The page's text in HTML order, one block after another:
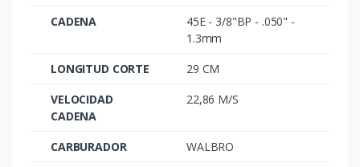
CADENA
45E - 3/8"BP - .050" -
1.3mm
LONGITUD CORTE
29 CM
VELOCIDAD
CADENA
22,86 M/S
CARBURADOR
WALBRO